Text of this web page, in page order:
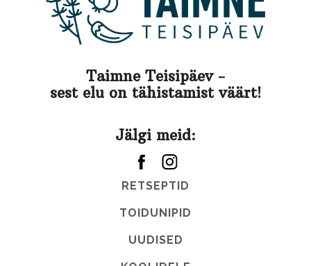
Taimne Teisipäev -
sest elu on tähistamist väärt!
Jälgi meid:
RETSEPTID
TOIDUNIPID
UUDISED